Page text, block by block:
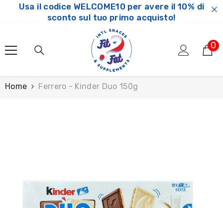
SKIP TO CONTENT
Usa il codice WELCOME10 per avere il 10% di
sconto sul tuo primo acquisto!
00
Home Ferrero - Kinder Duo 150g